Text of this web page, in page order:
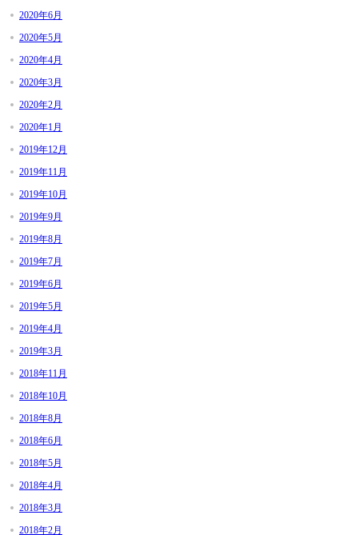
2020年6月
2020年5月
2020年4月
2020年3月
2020年2月
2020年1月
2019年12月
2019年11月
2019年10月
2019年9月
2019年8月
2019年7月
2019年6月
2019年5月
2019年4月
2019年3月
2018年11月
2018年10月
2018年8月
2018年6月
2018年5月
2018年4月
2018年3月
2018年2月